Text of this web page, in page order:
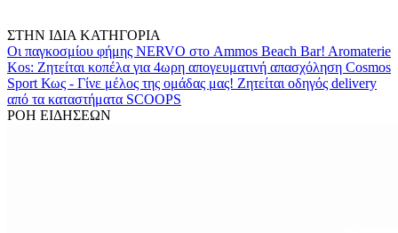
ΣΤΗΝ ΙΔΙΑ ΚΑΤΗΓΟΡΙΑ
Οι παγκοσμίου φήμης NERVO στο Ammos Beach Bar! Aromaterie
Kos: Ζητείται κοπέλα για 4ωρη απογευματινή απασχόληση Cosmos
Sport Κως - Γίνε μέλος της ομάδας μας! Ζητείται οδηγός delivery
από τα καταστήματα SCOOPS
ΡΟΗ ΕΙΔΗΣΕΩΝ